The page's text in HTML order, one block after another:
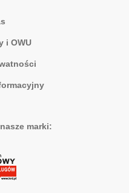
i OWU
marki: